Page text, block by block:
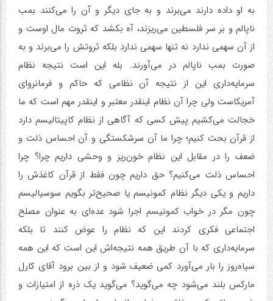
به او داده دارند می‌برند و به جای دیگر و آن را می‌کنند بمب
ناپالم و بر سر فلسطین می‌ریزند، آه بکشد که ثروت مال اوست و
از آن سهمی ندارد نه تنها سهمی ندارد بلکه ثروتش را می‌برند و به
صورت بمب ناپالم در می‌آورند. بله این است نتیجه نظام
سرمایه‌داری این از نتیجه آن نظامی که حاکم و فرمانروای
آمریکاست ولی چرا آن نظام اینقدر معتبر و اینقدر مهم است که ما
خجالت می‌کشیم پیش کسی که آگاهی از نظام کاپیتالیسم دارد
از قرآن بحث کنیم؛ چرا ما آن سرشکستگی و آن احساس ذلت و
ضعف را در مقابل این نظام خون‌ریز و وحشی داریم چرا؟ چرا
احساس ذلت می‌کنیم؟ حق داریم چون فقط از قرآن کاغذش را
داریم و یکی دیگر نظام کمونیسم یا صحیح‌تر بگویم سوسیالیسم
چون مگر در خواب کمونیسم اجرا شود عده‌ای به عنوان مصلح
اجتماعی فکری کردند این که نظام را عوض کنند تا بلکه
سرمایه‌داری که با آن طریق همه نتیجه‌اش این است که این همه
سیاه‌روز را بار می‌آورد کمی ضعیف شود و از بین برود آقای کارل
مارکس بلند می‌شود چه می‌گوید؟ می‌گوید یک ذره از امتیازات و